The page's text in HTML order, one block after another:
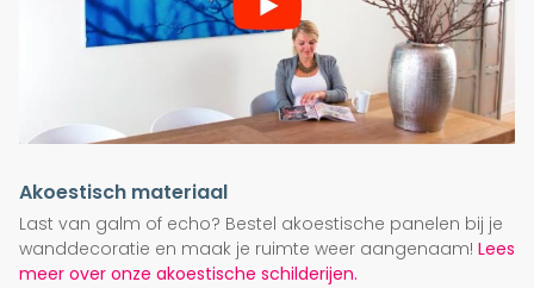
Akoestisch materiaal
Last van galm of echo? Bestel akoestische panelen bij je
wanddecoratie en maak je ruimte weer aangenaam! Lees
meer over onze akoestische schilderijen.